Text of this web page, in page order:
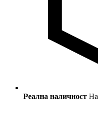
Реална наличност